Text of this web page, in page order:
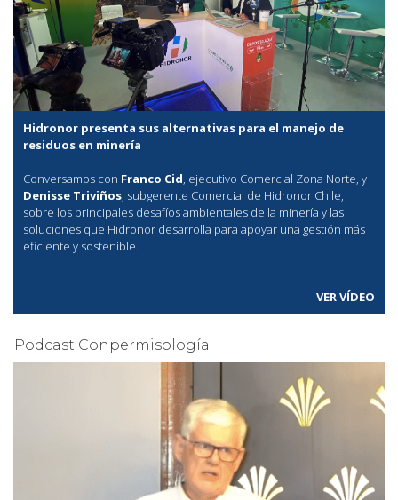
Hidronor presenta sus alternativas para el manejo de
residuos en minería
Conversamos con Franco Cid, ejecutivo Comercial Zona Norte, y
Denisse Triviños, subgerente Comercial de Hidronor Chile,
sobre los principales desafíos ambientales de la minería y las
soluciones que Hidronor desarrolla para apoyar una gestión más
eficiente y sostenible.
VER VÍDEO
Podcast Conpermisología